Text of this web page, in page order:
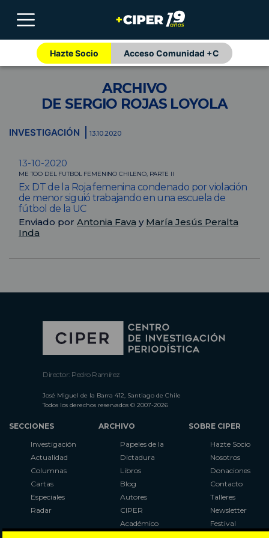
Hazte Socio Acceso Comunidad +C
ARCHIVO
DE SERGIO ROJAS LOYOLA
INVESTIGACIÓN 13.10.2020
13-10-2020
ME TOO DEL FUTBOL FEMENINO CHILENO, PARTE II
Ex DT de la Roja femenina condenado por violación
de menor siguió trabajando en una escuela de
fútbol de la UC
Enviado por Antonia Fava y María Jesús Peralta
Inda
Director: Pedro Ramírez
José Miguel de la Barra 412, Santiago de Chile
Todos los derechos reservados © 2007-2026
SECCIONES
Investigación
Actualidad
Columnas
Cartas
Especiales
Radar
ARCHIVO
Papeles de la
Dictadura
Libros
Blog
Autores
CIPER
Académico
SOBRE CIPER
Hazte Socio
Nosotros
Donaciones
Contacto
Talleres
Newsletter
Festival